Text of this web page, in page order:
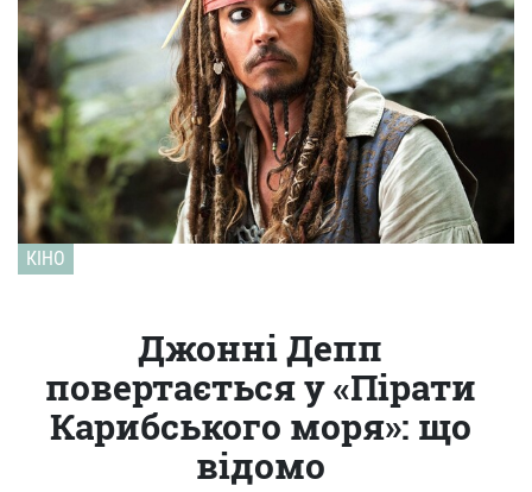
КІНО
Джонні Депп
повертається у «Пірати
Карибського моря»: що
відомо